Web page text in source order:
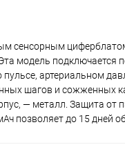
сенсорным
Эта модель
артериальном
шагов и сожженных
— металл. Защита от
позволяет до 15 дней